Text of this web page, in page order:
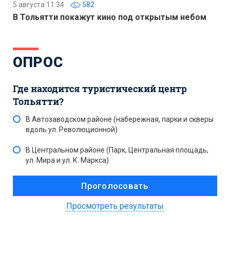
5 августа 11:34 582
В Тольятти покажут кино под открытым небом
ОПРОС
Где находится туристический центр
Тольятти?
В Автозаводском районе (набережная, парки и скверы
вдоль ул. Революционной)
В Центральном районе (Парк, Центральная площадь,
ул. Мира и ул. К. Маркса)
Просмотреть результаты